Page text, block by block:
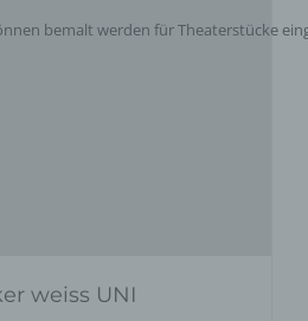
weiss UNI